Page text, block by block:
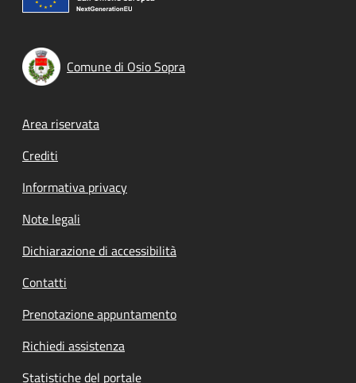
Comune di Osio Sopra
Footer menu
Area riservata
Crediti
Informativa privacy
Note legali
Dichiarazione di accessibilità
Contatti
Prenotazione appuntamento
Richiedi assistenza
Statistiche del portale